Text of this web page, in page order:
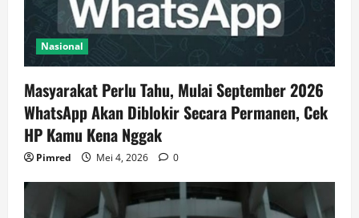
Nasional
Masyarakat Perlu Tahu, Mulai September 2026
WhatsApp Akan Diblokir Secara Permanen, Cek
HP Kamu Kena Nggak
Pimred Mei 4, 2026 0